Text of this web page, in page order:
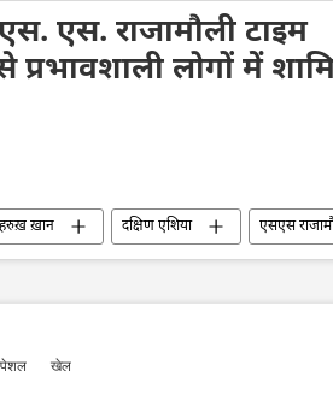
एस. राजामौली टाइम
प्रभावशाली लोगों में
ख़ान दक्षिण एशिया एसएस
खेल